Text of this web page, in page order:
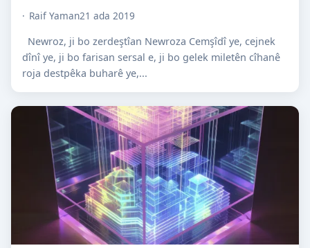
Raif Yaman21 ada 2019
dînî ye, ji bo farisan sersal e, ji bo gelek miletên cîhanê
roja destpêka buharê ye,...